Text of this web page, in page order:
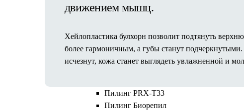
EmFace
Пилинг PRX-T33
Пилинг Биорепил
движением мышц.
Хейлопластика булхорн позволит подтянуть
более гармоничным, а губы станут
исчезнут, кожа станет выглядеть увлажненной и